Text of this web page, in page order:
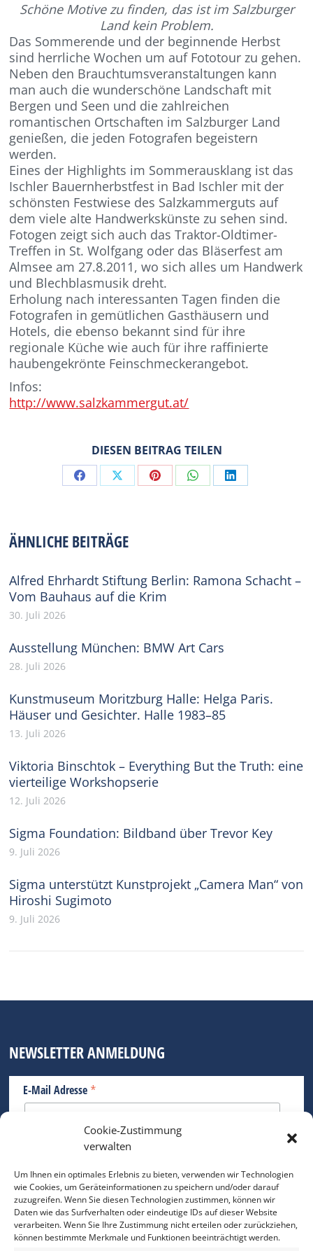
Cookie-Zustimmung
verwalten
Um Ihnen ein optimales Erlebnis zu bieten, verwenden wir Technologien
wie Cookies, um Geräteinformationen zu speichern und/oder darauf
zuzugreifen. Wenn Sie diesen Technologien zustimmen, können wir
Daten wie das Surfverhalten oder eindeutige IDs auf dieser Website
verarbeiten. Wenn Sie Ihre Zustimmung nicht erteilen oder zurückziehen,
können bestimmte Merkmale und Funktionen beeinträchtigt werden.
Schöne Motive zu finden, das ist im Salzburger
Land kein Problem.
Das Sommerende und der beginnende Herbst
sind herrliche Wochen um auf Fototour zu gehen.
Neben den Brauchtumsveranstaltungen kann
man auch die wunderschöne Landschaft mit
Bergen und Seen und die zahlreichen
romantischen Ortschaften im Salzburger Land
genießen, die jeden Fotografen begeistern
werden.
Eines der Highlights im Sommerausklang ist das
Ischler Bauernherbstfest in Bad Ischler mit der
schönsten Festwiese des Salzkammerguts auf
dem viele alte Handwerkskünste zu sehen sind.
Fotogen zeigt sich auch das Traktor-Oldtimer-
Treffen in St. Wolfgang oder das Bläserfest am
Almsee am 27.8.2011, wo sich alles um Handwerk
und Blechblasmusik dreht.
Erholung nach interessanten Tagen finden die
Fotografen in gemütlichen Gasthäusern und
Hotels, die ebenso bekannt sind für ihre
regionale Küche wie auch für ihre raffinierte
haubengekrönte Feinschmeckerangebot.
Infos:
http://www.salzkammergut.at/
DIESEN BEITRAG TEILEN
Share Share Share Share Share
ÄHNLICHE BEITRÄGE
Alfred Ehrhardt Stiftung Berlin: Ramona Schacht –
Vom Bauhaus auf die Krim
30. Juli 2026
Ausstellung München: BMW Art Cars
28. Juli 2026
Kunstmuseum Moritzburg Halle: Helga Paris.
Häuser und Gesichter. Halle 1983–85
13. Juli 2026
Viktoria Binschtok – Everything But the Truth: eine
vierteilige Workshopserie
12. Juli 2026
Sigma Foundation: Bildband über Trevor Key
9. Juli 2026
Sigma unterstützt Kunstprojekt „Camera Man“ von
Hiroshi Sugimoto
9. Juli 2026
NEWSLETTER ANMELDUNG
E-Mail Adresse *
Bitte geben Sie Ihre E-Mail Adresse ein.
*